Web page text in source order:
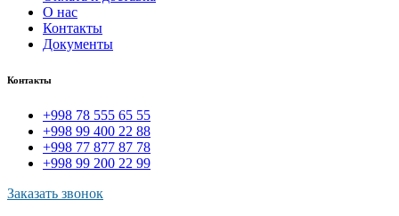
О нас
Контакты
Документы
Контакты
+998 78 555 65 55
+998 99 400 22 88
+998 77 877 87 78
+998 99 200 22 99
Заказать звонок